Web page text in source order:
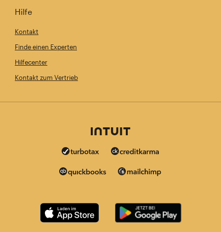
Hilfe
Kontakt
Finde einen Experten
Hilfecenter
Kontakt zum Vertrieb